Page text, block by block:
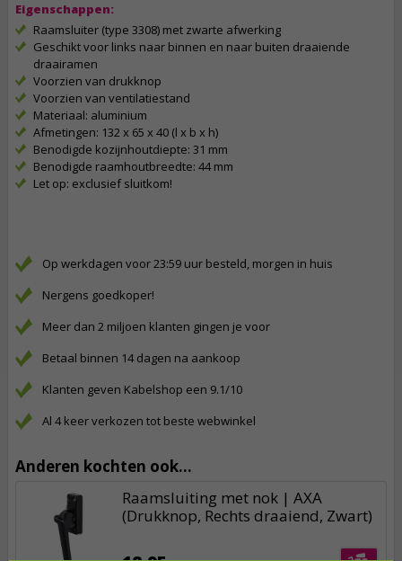
Eigenschappen:
Raamsluiter (type 3308) met zwarte afwerking
Geschikt voor links naar binnen en naar buiten draaiende
draairamen
Voorzien van drukknop
Voorzien van ventilatiestand
Materiaal: aluminium
Afmetingen: 132 x 65 x 40 (l x b x h)
Benodigde kozijnhoutdiepte: 31 mm
Benodigde raamhoutbreedte: 44 mm
Let op: exclusief sluitkom!
Op werkdagen voor 23:59 uur besteld, morgen in huis
Nergens goedkoper!
Meer dan 2 miljoen klanten gingen je voor
Betaal binnen 14 dagen na aankoop
Klanten geven Kabelshop een 9.1/10
Al 4 keer verkozen tot beste webwinkel
Anderen kochten ook...
Raamsluiting met nok | AXA
(Drukknop, Rechts draaiend, Zwart)